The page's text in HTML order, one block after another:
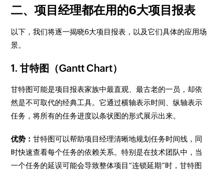
二、项目经理都在用的6大项目报表
以下，我们将逐一揭晓6大项目报表，以及它们具体的应用场
景。
1. 甘特图（Gantt Chart）
甘特图可能是项目报表家族中最直观、最古老的一员，却依
然是不可取代的经典工具。它通过横轴表示时间、纵轴表示
任务，将所有的任务进度以条状图的形式展示出来。
优势：甘特图可以帮助项目经理清晰地规划任务时间线，同
时快速查看每个任务的依赖关系。特别是在技术团队中，当
一个任务的延误可能会导致整体项目“连锁延期”时，甘特图